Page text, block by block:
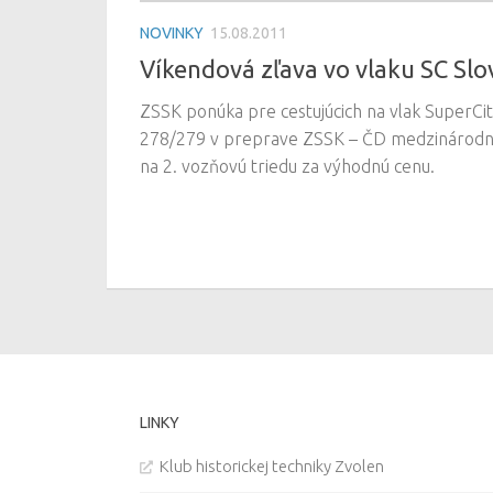
NOVINKY 15.08.2011
Víkendová zľava vo vlaku SC
ZSSK ponúka pre cestujúcich na vlak
278/279 v preprave ZSSK – ČD
na 2. vozňovú triedu za výhodnú cenu.
LINKY
Klub historickej techniky Zvolen